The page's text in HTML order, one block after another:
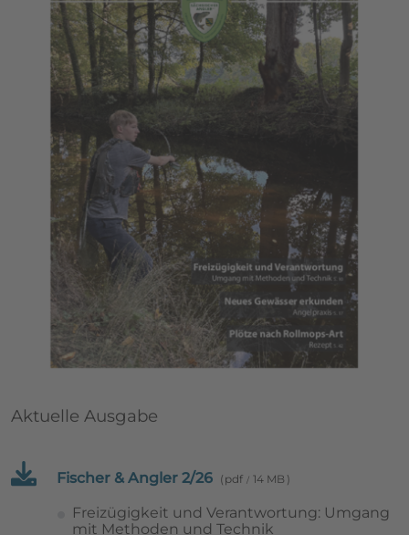
Aktuelle Ausgabe
Fischer & Angler 2/26 pdf 14 MB
Freizügigkeit und Verantwortung: Umgang
mit Methoden und Technik